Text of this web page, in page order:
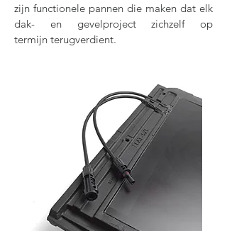
zijn functionele pannen die maken dat elk
dak- en gevelproject zichzelf op
termijn terugverdient.